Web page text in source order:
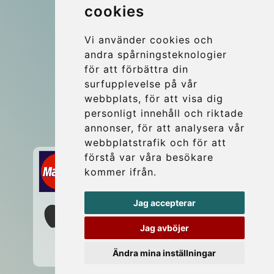
cookies
Vi använder cookies och
andra spårningsteknologier
för att förbättra din
surfupplevelse på vår
webbplats, för att visa dig
personligt innehåll och riktade
annonser, för att analysera vår
webbplatstrafik och för att
förstå var våra besökare
kommer ifrån.
Jag accepterar
Jag avböjer
Ändra mina inställningar
Update cookies preferences
Contact
info@budtransfer.com
Secure Payment with STRIPE